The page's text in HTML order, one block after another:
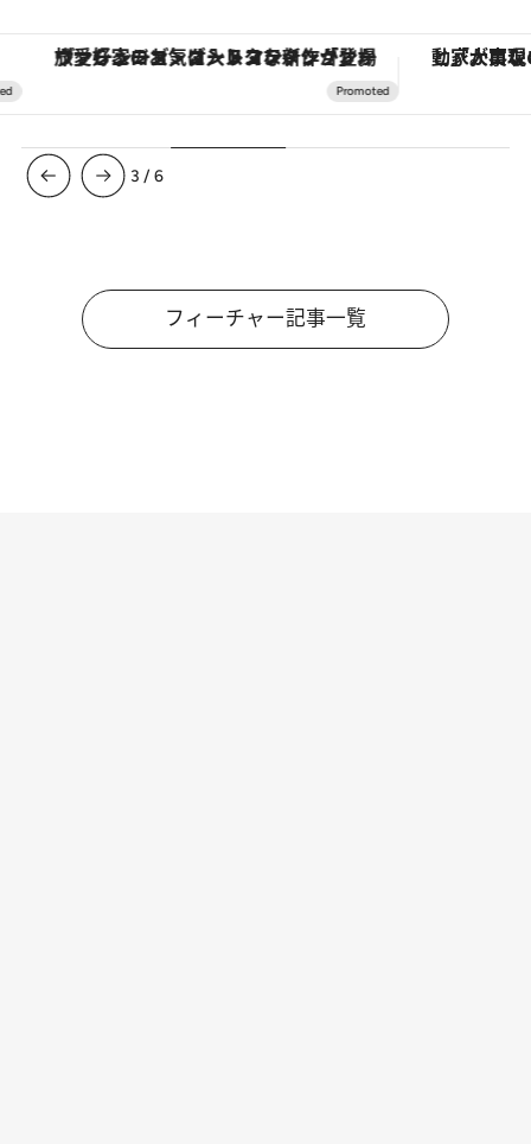
ヴァシュロン・コンスタンタン「オーヴァーシーズ・オートマティック」。旅愛好家のお気に入りコレクションから、ジェンダーレスな新作が登場
3 /6
フィーチャー記事一覧